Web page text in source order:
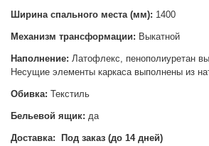
Ширина спального места (мм): 1400
Механизм трансформации: Выкатной
Наполнение: Латофлекс, пенополиуретан
Несущие элементы каркаса выполнены из
Обивка: Текстиль
Бельевой ящик: да
Доставка: Под заказ (до 14 дней)